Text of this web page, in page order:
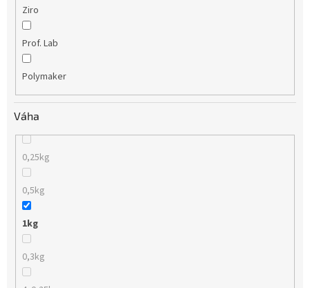
Ziro
Prof. Lab
Polymaker
Váha
0,25kg
0,5kg
1kg
0,3kg